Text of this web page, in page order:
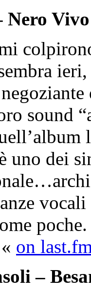
Nero Vivo
sound
uno dei
on
–